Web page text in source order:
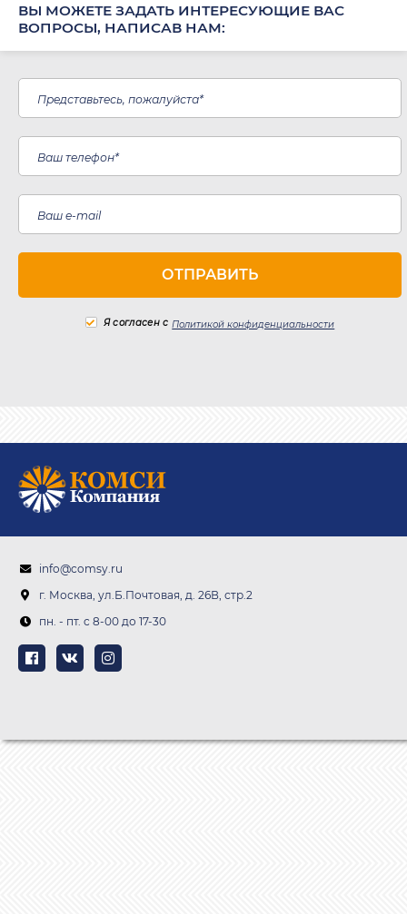
ВЫ МОЖЕТЕ ЗАДАТЬ ИНТЕРЕСУЮЩИЕ ВАС
ВОПРОСЫ, НАПИСАВ НАМ:
Я согласен с Политикой конфиденциальности
info@comsy.ru
г. Москва, ул.Б.Почтовая, д. 26В, стр.2
пн. - пт. c 8-00 до 17-30